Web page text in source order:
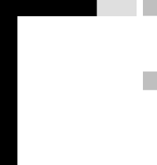
κάμποσα άλογα